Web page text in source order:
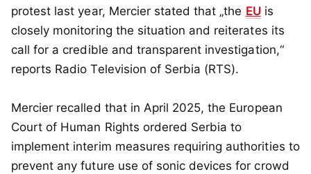
protest last year, Mercier stated that „the EUis
closely monitoring the situation and reiterates its
call for a credible and transparent investigation,“
reports Radio Television of Serbia (RTS).
Mercier recalled that in April 2025, the European
Court of Human Rights ordered Serbia to
implement interim measures requiring authorities to
prevent any future use of sonic devices for crowd